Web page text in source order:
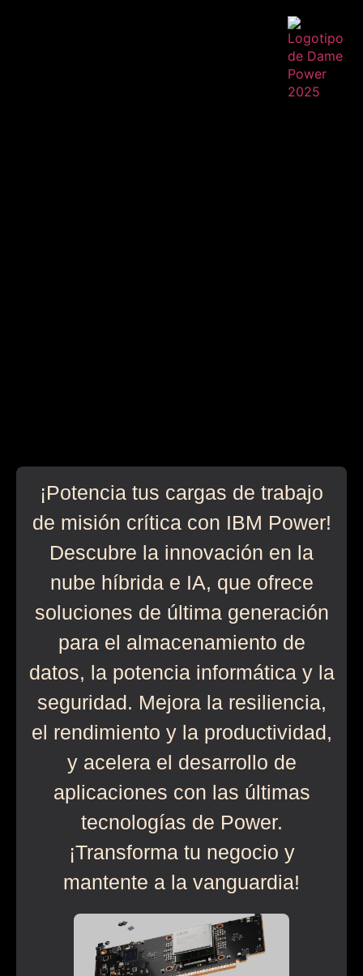
¡Potencia tus cargas de trabajo
de misión crítica con IBM Power!
Descubre la innovación en la
nube híbrida e IA, que ofrece
soluciones de última generación
para el almacenamiento de
datos, la potencia informática y la
seguridad. Mejora la resiliencia,
el rendimiento y la productividad,
y acelera el desarrollo de
aplicaciones con las últimas
tecnologías de Power.
¡Transforma tu negocio y
mantente a la vanguardia!